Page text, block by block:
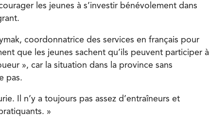
les jeunes à s’investir bénévolement dans
coordonnatrice des services en français pour
que les jeunes sachent qu’ils peuvent participer à
», car la situation dans la province sans
pas.
Il n’y a toujours pas assez d’entraîneurs et
»